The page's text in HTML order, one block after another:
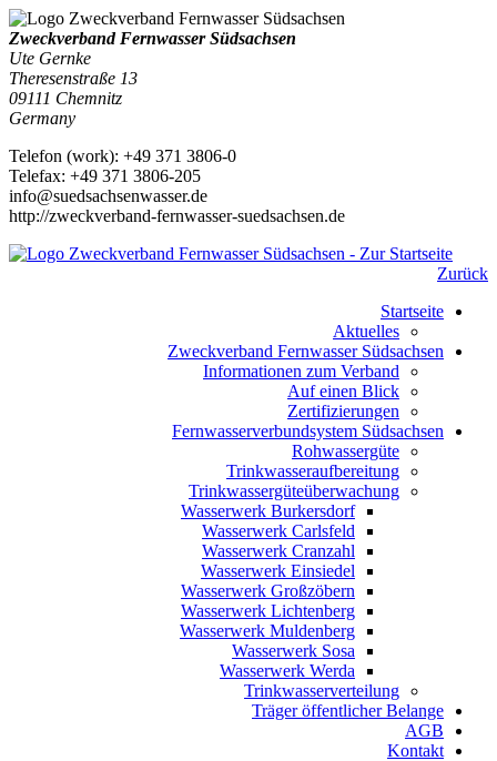
Zweckverband Fernwasser Südsachsen
Ute Gernke
Theresenstraße 13
09111 Chemnitz
Germany
Telefon (work): +49 371 3806-0
Telefax: +49 371 3806-205
info@suedsachsenwasser.de
http://zweckverband-fernwasser-suedsachsen.de
Zurück
Startseite
Aktuelles
Zweckverband Fernwasser Südsachsen
Informationen zum Verband
Auf einen Blick
Zertifizierungen
Fernwasserverbundsystem Südsachsen
Rohwassergüte
Trinkwasseraufbereitung
Trinkwassergüteüberwachung
Wasserwerk Burkersdorf
Wasserwerk Carlsfeld
Wasserwerk Cranzahl
Wasserwerk Einsiedel
Wasserwerk Großzöbern
Wasserwerk Lichtenberg
Wasserwerk Muldenberg
Wasserwerk Sosa
Wasserwerk Werda
Trinkwasserverteilung
Träger öffentlicher Belange
AGB
Kontakt